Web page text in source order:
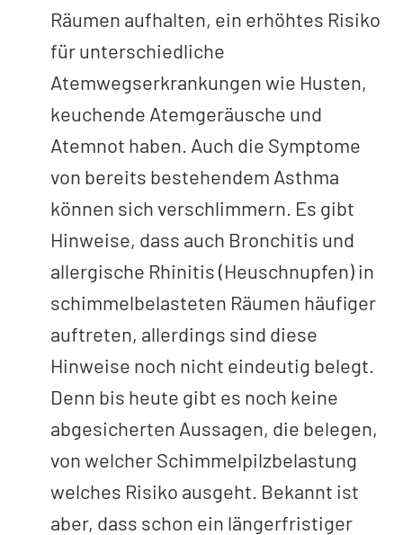
Räumen aufhalten, ein erhöhtes Risiko
für unterschiedliche
Atemwegserkrankungen wie Husten,
keuchende Atemgeräusche und
Atemnot haben. Auch die Symptome
von bereits bestehendem Asthma
können sich verschlimmern. Es gibt
Hinweise, dass auch Bronchitis und
allergische Rhinitis (Heuschnupfen) in
schimmelbelasteten Räumen häufiger
auftreten, allerdings sind diese
Hinweise noch nicht eindeutig belegt.
Denn bis heute gibt es noch keine
abgesicherten Aussagen, die belegen,
von welcher Schimmelpilzbelastung
welches Risiko ausgeht. Bekannt ist
aber, dass schon ein längerfristiger